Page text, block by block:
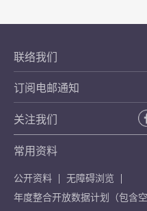
联络我们
订阅电邮通知
关注我们
常用资料
公开资料
无障碍浏览
年度整合开放数据计划（包含空